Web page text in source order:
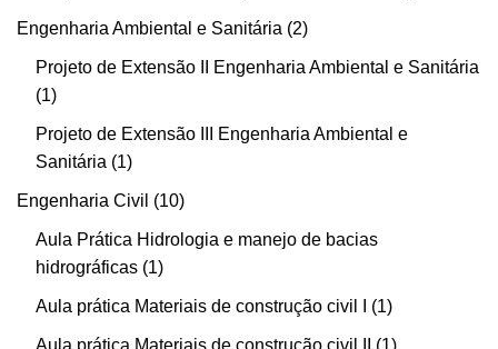
Engenharia Ambiental e Sanitária 2
Projeto de Extensão II Engenharia Ambiental e Sanitária
1
Projeto de Extensão III Engenharia Ambiental e
Sanitária
1
Engenharia Civil 10
Aula Prática Hidrologia e manejo de bacias
hidrográficas 1
Aula prática Materiais de construção civil I 1
Aula prática Materiais de construção civil II 1